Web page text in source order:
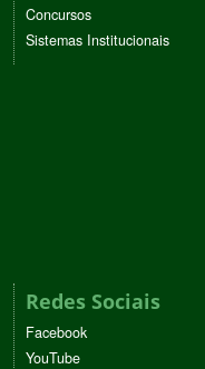
Concursos
Sistemas Institucionais
Redes Sociais
Facebook
YouTube